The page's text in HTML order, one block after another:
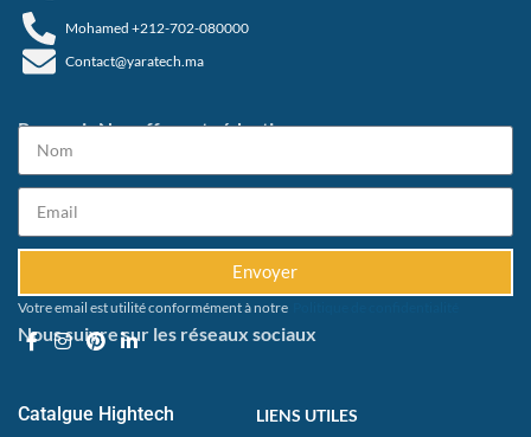
Mohamed +212-702-080000
Contact@yaratech.ma
Recevoir Nos offres et réductions
Envoyer
Votre email est utilité conformément à notre
Nous suivre sur les réseaux sociaux
Catalgue Hightech
LIENS UTILES